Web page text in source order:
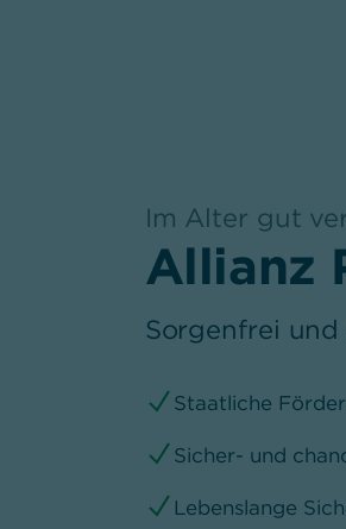
Im Alter gut
,
Allianz
Sorgenfrei und
Staatliche
Sicher- und
Lebenslange